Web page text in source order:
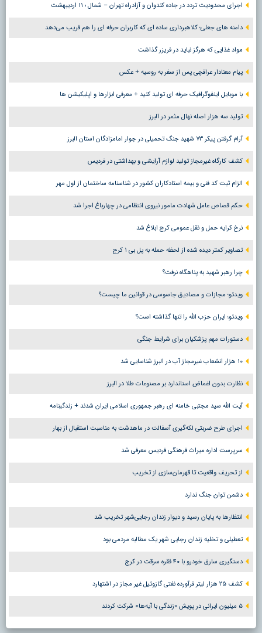
اجرای محدودیت تردد در جاده کندوان و آزادراه تهران – شمال ؛ ١١ اردیبهشت
دامنه های جعلی؛ کلاهبرداری ساده ای که کاربران حرفه ای را هم فریب می‌دهد
مواد غذایی که هرگز نباید در فریزر گذاشت
پیام معنادار عراقچی پس از سفر به روسیه + عکس
با موبایل اینفوگرافیک حرفه ای تولید کنید + معرفی ابزارها و اپلیکیشن ها
تولید سه هزار اصله نهال مثمر در البرز
آرام گرفتن پیکر ۷۳ شهید جنگ تحمیلی در جوار امامزادگان استان البرز
کشف کارگاه غیرمجاز تولید لوازم آرایشی و بهداشتی در فردیس
الزام ثبت کد فنی و بیمه استادکاران کشور در شناسنامه ساختمان از اول مهر
حکم قصاص عامل شهادت مامور نیروی انتظامی در چهارباغ اجرا شد
نرخ کرایه حمل و نقل عمومی کرج ابلاغ شد
تصاویر کمتر دیده شده از لحظه حمله به پل بی ۱ کرج
چرا رهبر شهید به پناهگاه نرفت؟
ویدئو؛ مجازات و مصادیق جاسوسی در قوانین ما چیست؟
ویدئو؛ ایران حزب الله را تنها گذاشته است؟
دستورات مهم پزشکیان برای شرایط جنگی
۱۰ هزار انشعاب غیرمجاز آب در البرز شناسایی شد
نظارت بدون اغماض استاندارد بر مصنوعات طلا در البرز
آیت الله سید مجتبی خامنه ای رهبر جمهوری اسلامی ایران شدند + زندگینامه
اجرای طرح ضربتی لکه‌گیری آسفالت در ماهدشت به مناسبت استقبال از بهار
سرپرست اداره میراث فرهنگی فردیس معرفی شد
از تحریف واقعیت تا قهرمان‌سازی از تخریب
دشمن توان جنگ ندارد
انتظارها به پایان رسید و دیوار زندان رجایی‌شهر تخریب شد
تعطیلی و تخلیه زندان رجایی شهر یک مطالبه مردمی بود
دستگیری سارق خودرو با ۴۰ فقره سرقت در کرج
کشف ۲۵ هزار لیتر فرآورده نفتی گازوئیل غیر مجاز در اشتهارد
۵ میلیون ایرانی در پویش «زندگی با آیه‌ها» شرکت کردند